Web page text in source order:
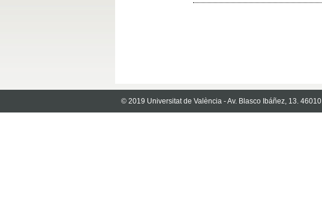
© 2019 Universitat de València - Av. Blasco Ibáñez, 13.